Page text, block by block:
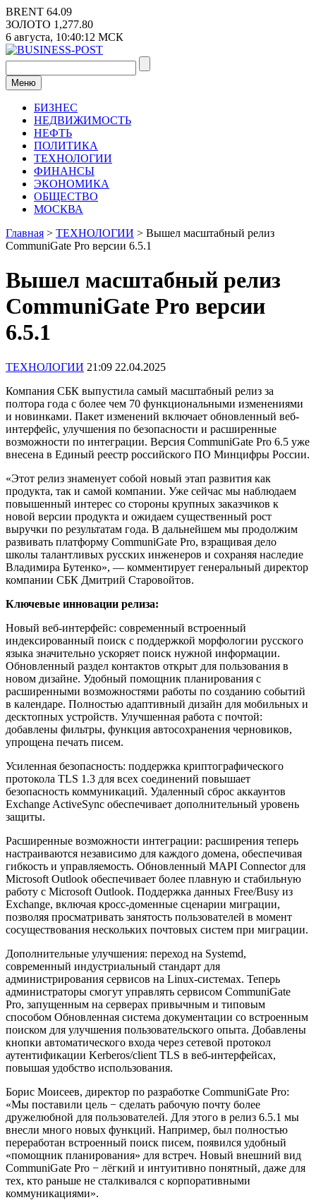
Перейти
к
содержимому
BRENT 64.09
ЗОЛОТО 1,277.80
6 августа, 10:40:12 МСК
Меню
БИЗНЕС
НЕДВИЖИМОСТЬ
НЕФТЬ
ПОЛИТИКА
ТЕХНОЛОГИИ
ФИНАНСЫ
ЭКОНОМИКА
ОБЩЕСТВО
МОСКВА
Главная > ТЕХНОЛОГИИ > Вышел масштабный релиз
CommuniGate Pro версии 6.5.1
Вышел масштабный релиз
CommuniGate Pro версии
6.5.1
ТЕХНОЛОГИИ 21:09 22.04.2025
Компания СБК выпустила самый масштабный релиз за
полтора года с более чем 70 функциональными изменениями
и новинками. Пакет изменений включает обновленный веб-
интерфейс, улучшения по безопасности и расширенные
возможности по интеграции. Версия CommuniGate Pro 6.5 уже
внесена в Единый реестр российского ПО Минцифры России.
«Этот релиз знаменует собой новый этап развития как
продукта, так и самой компании. Уже сейчас мы наблюдаем
повышенный интерес со стороны крупных заказчиков к
новой версии продукта и ожидаем существенный рост
выручки по результатам года. В дальнейшем мы продолжим
развивать платформу CommuniGate Pro, взращивая дело
школы талантливых русских инженеров и сохраняя наследие
Владимира Бутенко», — комментирует генеральный директор
компании СБК Дмитрий Старовойтов.
Ключевые инновации релиза:
Новый веб-интерфейс: современный встроенный
индексированный поиск с поддержкой морфологии русского
языка значительно ускоряет поиск нужной информации.
Обновленный раздел контактов открыт для пользования в
новом дизайне. Удобный помощник планирования с
расширенными возможностями работы по созданию событий
в календаре. Полностью адаптивный дизайн для мобильных и
десктопных устройств. Улучшенная работа с почтой:
добавлены фильтры, функция автосохранения черновиков,
упрощена печать писем.
Усиленная безопасность: поддержка криптографического
протокола TLS 1.3 для всех соединений повышает
безопасность коммуникаций. Удаленный сброс аккаунтов
Exchange ActiveSync обеспечивает дополнительный уровень
защиты.
Расширенные возможности интеграции: расширения теперь
настраиваются независимо для каждого домена, обеспечивая
гибкость и управляемость. Обновленный MAPI Connector для
Microsoft Outlook обеспечивает более плавную и стабильную
работу с Microsoft Outlook. Поддержка данных Free/Busy из
Exchange, включая кросс-доменные сценарии миграции,
позволяя просматривать занятость пользователей в момент
сосуществования нескольких почтовых систем при миграции.
Дополнительные улучшения: переход на Systemd,
современный индустриальный стандарт для
администрирования сервисов на Linux-системах. Теперь
администраторы смогут управлять сервисом CommuniGate
Pro, запущенным на серверах привычным и типовым
способом Обновленная система документации со встроенным
поиском для улучшения пользовательского опыта. Добавлены
кнопки автоматического входа через сетевой протокол
аутентификации Kerberos/client TLS в веб-интерфейсах,
повышая удобство использования.
Борис Моисеев, директор по разработке CommuniGate Pro:
«Мы поставили цель − сделать рабочую почту более
дружелюбной для пользователей. Для этого в релиз 6.5.1 мы
внесли много новых функций. Например, был полностью
переработан встроенный поиск писем, появился удобный
«помощник планирования» для встреч. Новый внешний вид
CommuniGate Pro − лёгкий и интуитивно понятный, даже для
тех, кто раньше не сталкивался с корпоративными
коммуникациями».